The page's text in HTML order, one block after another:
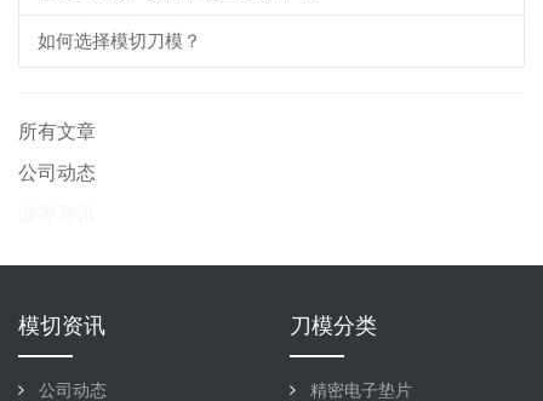
如何选择模切刀模？
所有文章
公司动态
模切资讯
公司动态
刀模分类
精密电子垫片